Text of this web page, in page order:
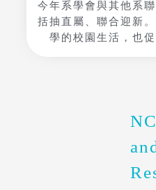
今年系學會與其他系
括抽直屬、聯合迎新
學的校園生活，也